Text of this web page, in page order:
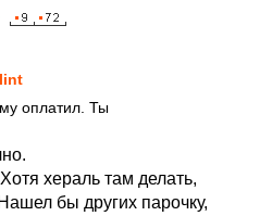
оплатил. Ты
хераль там делать,
бы других парочку,